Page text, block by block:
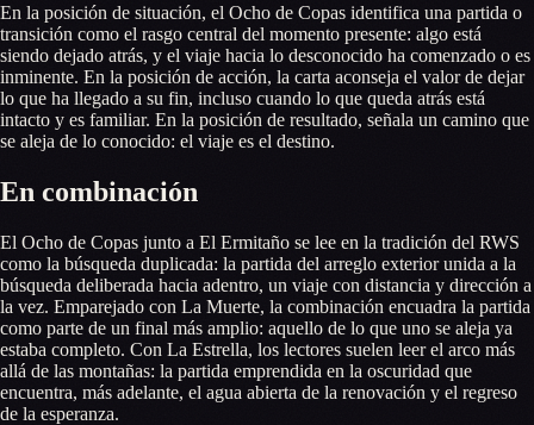
En la posición de situación, el Ocho de Copas identifica una partida o
transición como el rasgo central del momento presente: algo está
siendo dejado atrás, y el viaje hacia lo desconocido ha comenzado o es
inminente. En la posición de acción, la carta aconseja el valor de dejar
lo que ha llegado a su fin, incluso cuando lo que queda atrás está
intacto y es familiar. En la posición de resultado, señala un camino que
se aleja de lo conocido: el viaje es el destino.
En combinación
El Ocho de Copas junto a El Ermitaño se lee en la tradición del RWS
como la búsqueda duplicada: la partida del arreglo exterior unida a la
búsqueda deliberada hacia adentro, un viaje con distancia y dirección a
la vez. Emparejado con La Muerte, la combinación encuadra la partida
como parte de un final más amplio: aquello de lo que uno se aleja ya
estaba completo. Con La Estrella, los lectores suelen leer el arco más
allá de las montañas: la partida emprendida en la oscuridad que
encuentra, más adelante, el agua abierta de la renovación y el regreso
de la esperanza.